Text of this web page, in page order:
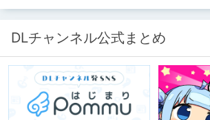
DLチャンネル公式まとめ